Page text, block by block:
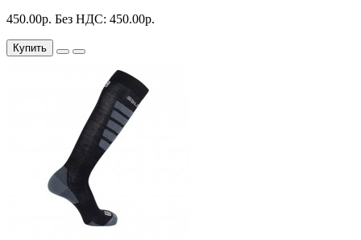
450.00р. Без НДС: 450.00р.
Купить